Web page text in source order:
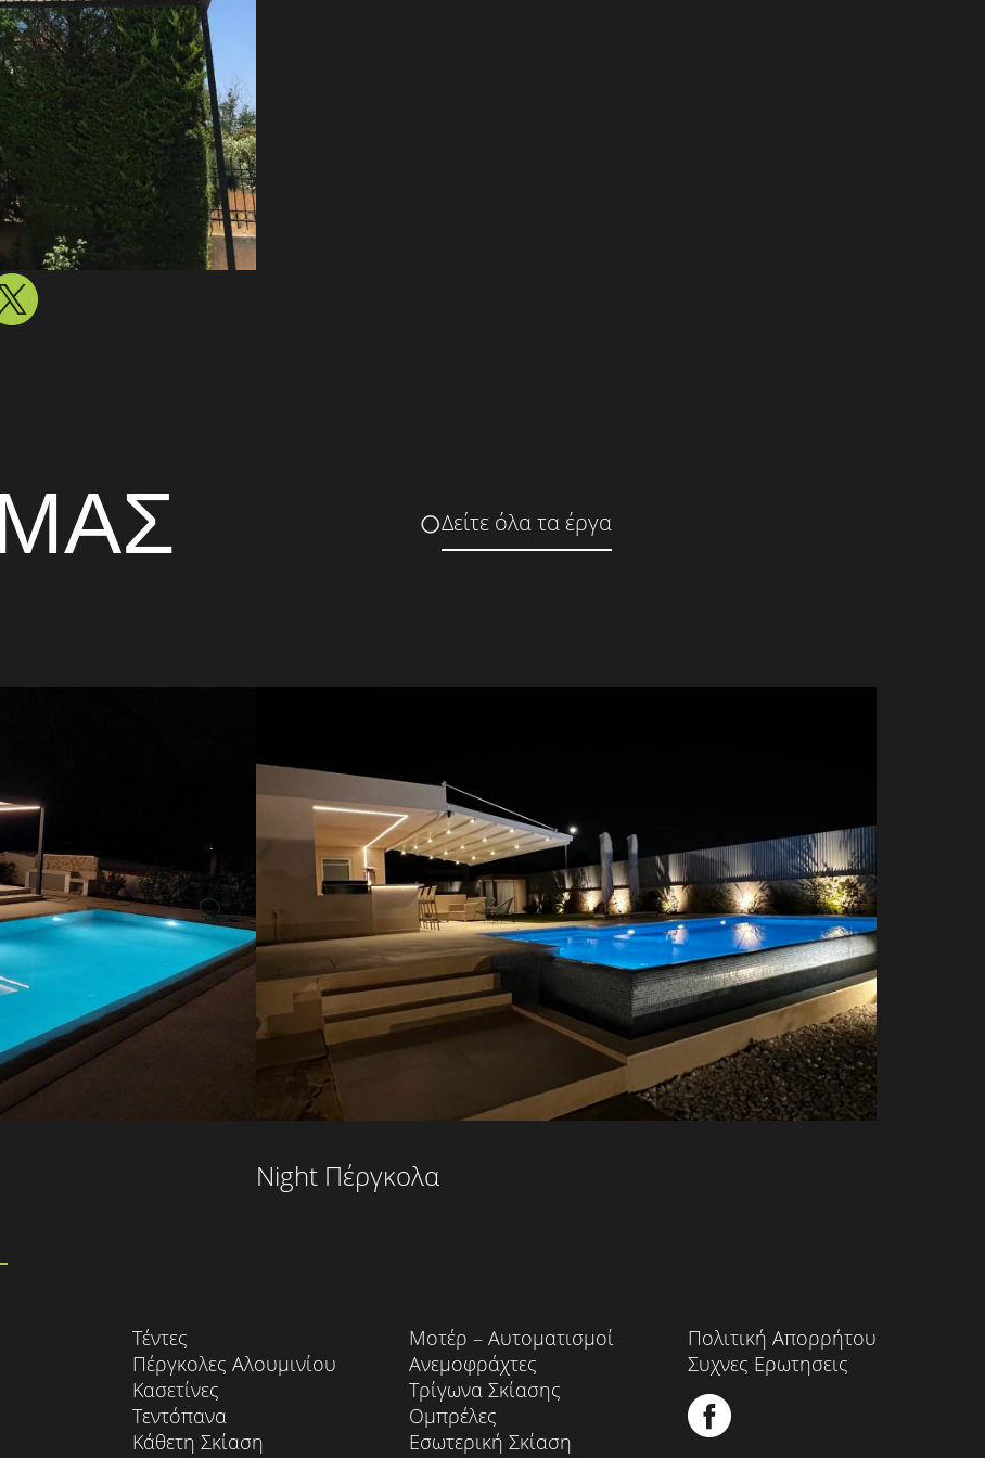
Δείτε όλα τα έργα
Night Πέργκολα
Τέντες
Πέργκολες Αλουμινίου
Κασετίνες
Τεντόπανα
Κάθετη Σκίαση
Μοτέρ – Αυτοματισμοί
Ανεμοφράχτες
Τρίγωνα Σκίασης
Ομπρέλες
Εσωτερική Σκίαση
Πολιτική Απορρήτου
Συχνες Ερωτησεις